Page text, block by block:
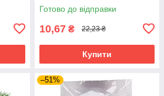
Готово до відправки
10,67 ₴ 22,23 ₴
Купити
–51%